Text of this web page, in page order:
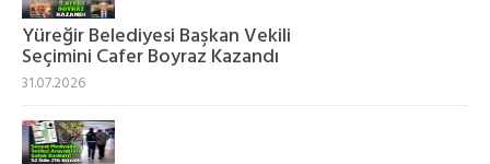
Yüreğir Belediyesi Başkan Vekili
Seçimini Cafer Boyraz Kazandı
31.07.2026